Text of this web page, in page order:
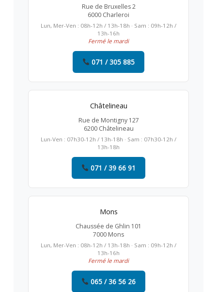
Rue de Bruxelles 2
6000 Charleroi
Lun, Mer-Ven : 08h-12h / 13h-18h · Sam : 09h-12h /
13h-16h
Fermé le mardi
071 / 305 885
Châtelineau
Rue de Montigny 127
6200 Châtelineau
Lun-Ven : 07h30-12h / 13h-18h · Sam : 07h30-12h /
13h-18h
071 / 39 66 91
Mons
Chaussée de Ghlin 101
7000 Mons
Lun, Mer-Ven : 08h-12h / 13h-18h · Sam : 09h-12h /
13h-16h
Fermé le mardi
065 / 36 56 26